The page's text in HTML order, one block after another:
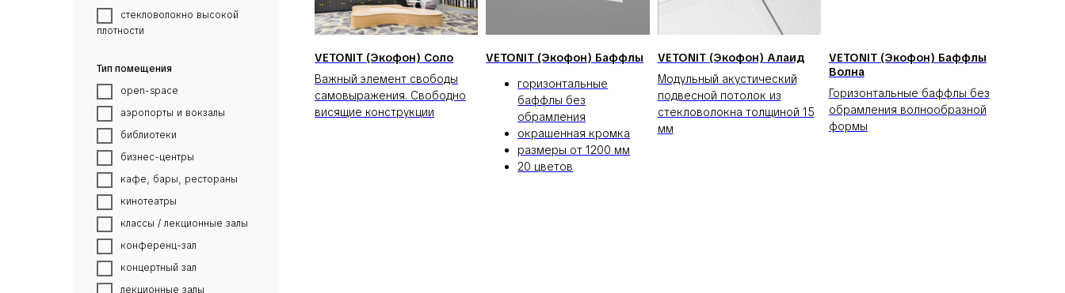
стекловолокно высокой
плотности
Тип помещения
open-space
аэропорты и вокзалы
библиотеки
бизнес-центры
кафе, бары, рестораны
кинотеатры
классы / лекционные залы
конференц-зал
концертный зал
лекционные залы
VETONIT (Экофон) Соло
Важный элемент свободы
самовыражения. Свободно
висящие конструкции
VETONIT (Экофон) Баффлы
горизонтальные
баффлы без
обрамления
окрашенная кромка
размеры от 1200 мм
20 цветов
VETONIT (Экофон) Алаид
Модульный акустический
подвесной потолок из
стекловолокна толщиной 15
мм
VETONIT (Экофон) Баффлы
Волна
Горизонтальные баффлы без
обрамления волнообразной
формы